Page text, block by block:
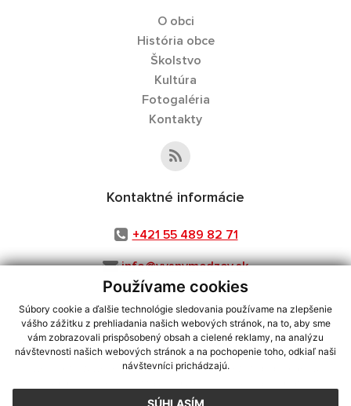
Používame cookies
Súbory cookie a ďalšie technológie sledovania používame na zlepšenie
vášho zážitku z prehliadania našich webových stránok, na to, aby sme
vám zobrazovali prispôsobený obsah a cielené reklamy, na analýzu
návštevnosti našich webových stránok a na pochopenie toho, odkiaľ naši
návštevníci prichádzajú.
O obci
História obce
Školstvo
Kultúra
Fotogaléria
Kontakty
Kontaktné informácie
+421 55 489 82 71
info@vysnymedzev.sk
využite možnosť získavania aktuálnych informácií s využitím RSS
CMS systém (redakčný) systém ECHELON 2,Mapa stránok,web portál
webex.digital, s.r.o.,domény,registrácia domény